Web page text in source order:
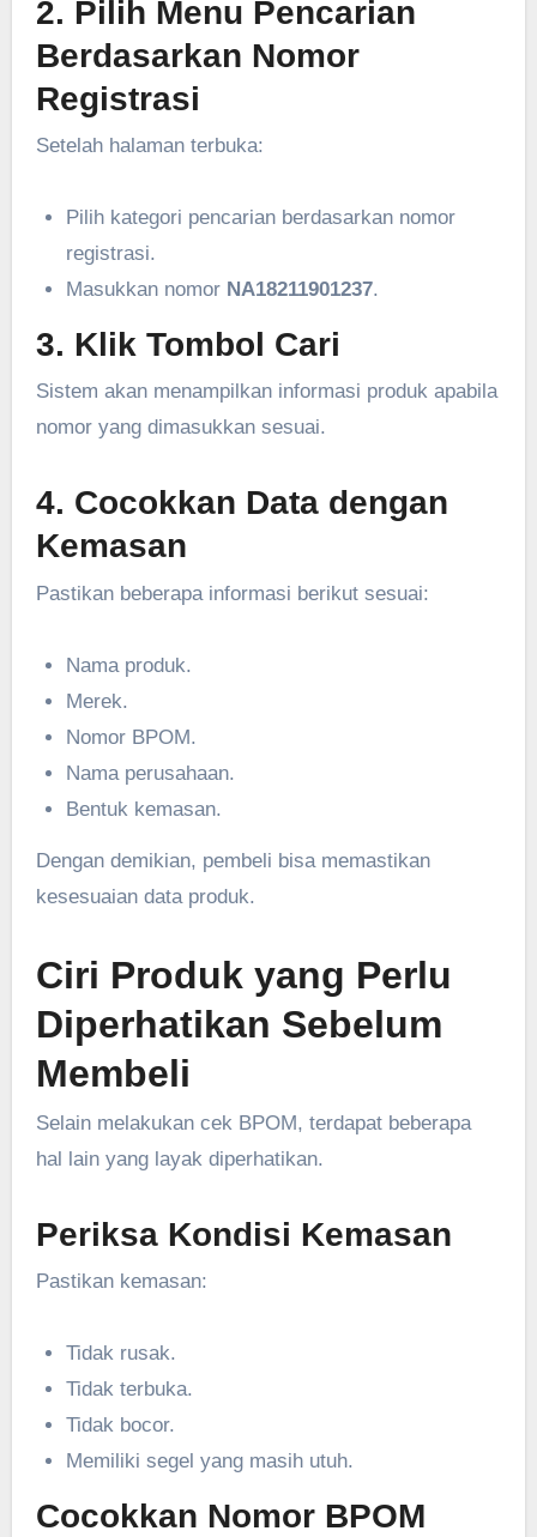
2. Pilih Menu Pencarian
Berdasarkan Nomor
Registrasi
Setelah halaman terbuka:
Pilih kategori pencarian berdasarkan nomor
registrasi.
Masukkan nomor NA18211901237.
3. Klik Tombol Cari
Sistem akan menampilkan informasi produk apabila
nomor yang dimasukkan sesuai.
4. Cocokkan Data dengan
Kemasan
Pastikan beberapa informasi berikut sesuai:
Nama produk.
Merek.
Nomor BPOM.
Nama perusahaan.
Bentuk kemasan.
Dengan demikian, pembeli bisa memastikan
kesesuaian data produk.
Ciri Produk yang Perlu
Diperhatikan Sebelum
Membeli
Selain melakukan cek BPOM, terdapat beberapa
hal lain yang layak diperhatikan.
Periksa Kondisi Kemasan
Pastikan kemasan:
Tidak rusak.
Tidak terbuka.
Tidak bocor.
Memiliki segel yang masih utuh.
Cocokkan Nomor BPOM